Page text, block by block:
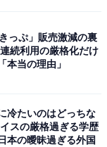
説に釘付け
っぷ」販売激減の裏
続利用の厳格化だけ
本当の理由」
冷たいのはどっちな
スの厳格過ぎる学歴
本の曖昧過ぎる外国